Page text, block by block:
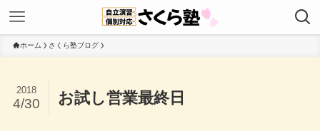
ホーム さくら塾ブログ
お試し営業最終日
2018
4/30